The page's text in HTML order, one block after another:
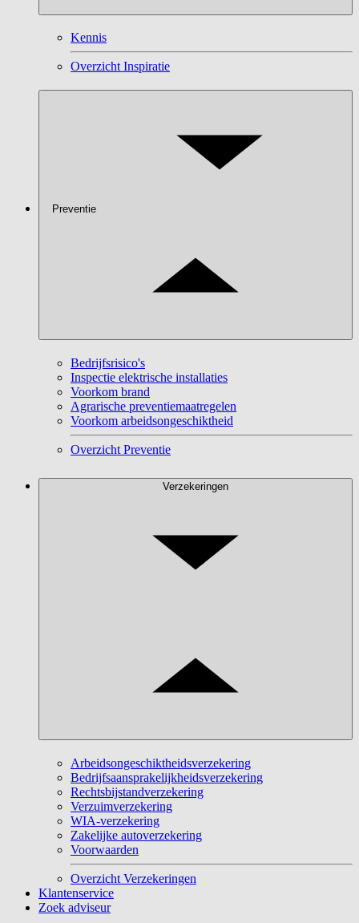
Kennis
Overzicht Inspiratie
Preventie
Bedrijfsrisico's
Inspectie elektrische installaties
Voorkom brand
Agrarische preventiemaatregelen
Voorkom arbeidsongeschiktheid
Overzicht Preventie
Verzekeringen
Arbeidsongeschiktheidsverzekering
Bedrijfsaansprakelijkheidsverzekering
Rechtsbijstandverzekering
Verzuimverzekering
WIA-verzekering
Zakelijke autoverzekering
Voorwaarden
Overzicht Verzekeringen
Klantenservice
Zoek adviseur